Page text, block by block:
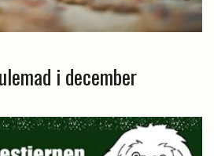
i december